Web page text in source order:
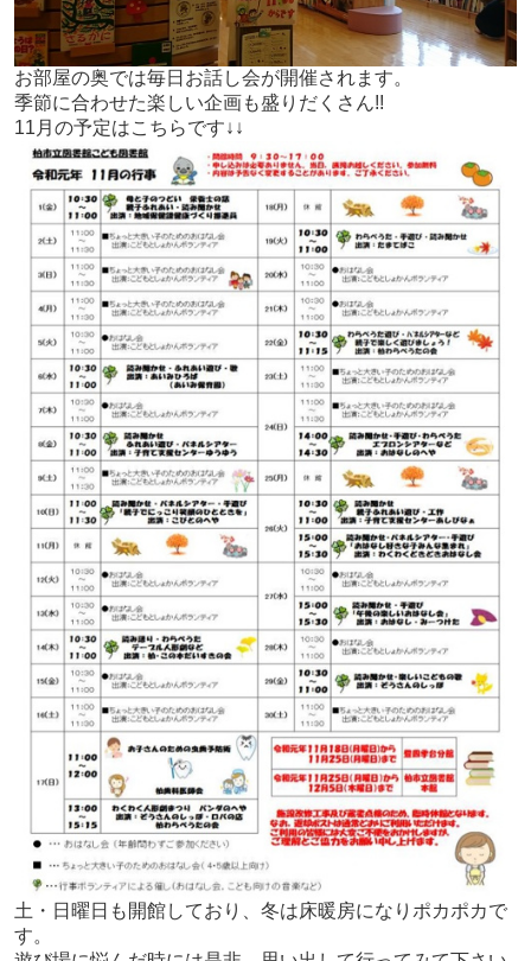
お部屋の奥では毎日お話し会が開催されます。
季節に合わせた楽しい企画も盛りだくさん!!
11月の予定はこちらです↓↓
土・日曜日も開館しており、冬は床暖房になりポカポカで
す。